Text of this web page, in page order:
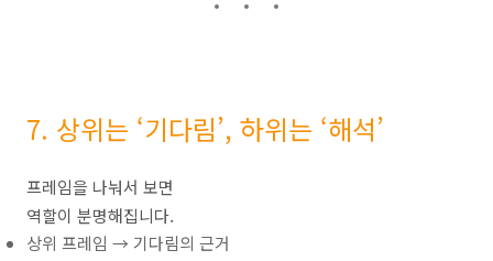
7. 상위는 ‘기다림’, 하위는 ‘해석’
프레임을 나눠서 보면
역할이 분명해집니다.
상위 프레임 → 기다림의 근거